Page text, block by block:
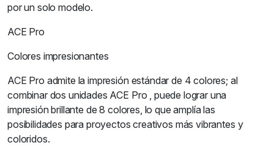
por un solo modelo.
ACE Pro
Colores impresionantes
ACE Pro admite la impresión estándar de 4 colores; al
combinar dos unidades ACE Pro , puede lograr una
impresión brillante de 8 colores, lo que amplía las
posibilidades para proyectos creativos más vibrantes y
coloridos.